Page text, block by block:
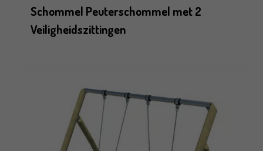
Schommel Peuterschommel met 2
Veiligheidszittingen